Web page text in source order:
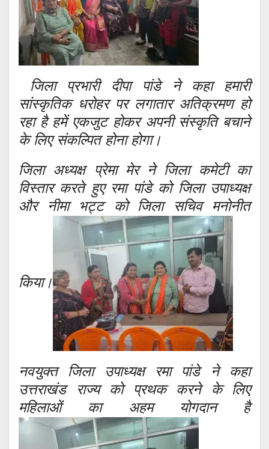
जिला प्रभारी दीपा पांडे ने कहा हमारी
सांस्कृतिक धरोहर पर लगातार अतिक्रमण हो
रहा है हमें एकजुट होकर अपनी संस्कृति बचाने
के लिए संकल्पित होना होगा।
जिला अध्यक्ष प्रेमा मेर ने जिला कमेटी का
विस्तार करते हुए रमा पांडे को जिला उपाध्यक्ष
और नीमा भट्ट को जिला सचिव मनोनीत
किया।
नवयुक्त जिला उपाध्यक्ष रमा पांडे ने कहा
उत्तराखंड राज्य को प्रथक करने के लिए
महिलाओं का अहम योगदान है